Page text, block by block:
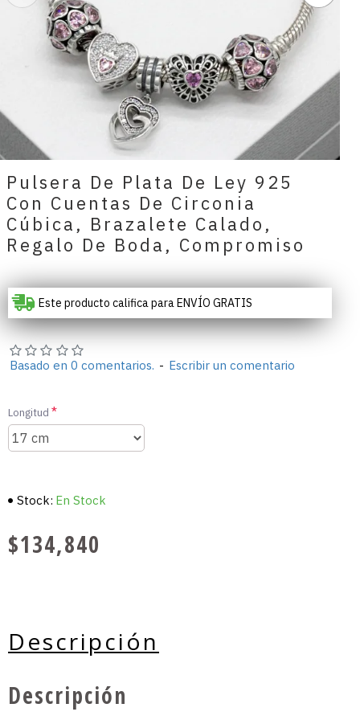
Pulsera De Plata De Ley 925
Con Cuentas De Circonia
Cúbica, Brazalete Calado,
Regalo De Boda, Compromiso
Este producto califica para ENVÍO GRATIS
Basado en 0 comentarios. - Escribir un comentario
$134,840
Stock: En Stock
Longitud
Descripción
Descripción